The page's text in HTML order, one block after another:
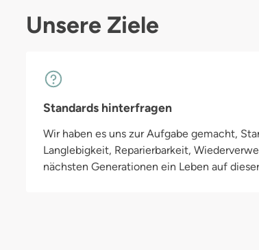
Unsere Ziele
Standards hinterfragen
Wir haben es uns zur Aufgabe gemacht,
Langlebigkeit, Reparierbarkeit,
nächsten Generationen ein Leben auf